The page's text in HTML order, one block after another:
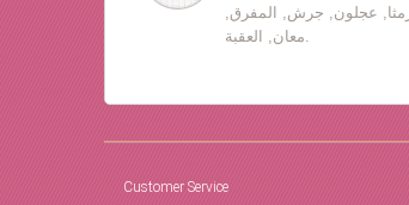
عجلون, جرش, المفرق,
معان, العقبة.
Customer Service